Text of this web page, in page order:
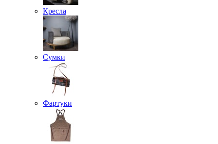
Кресла
Сумки
Фартуки